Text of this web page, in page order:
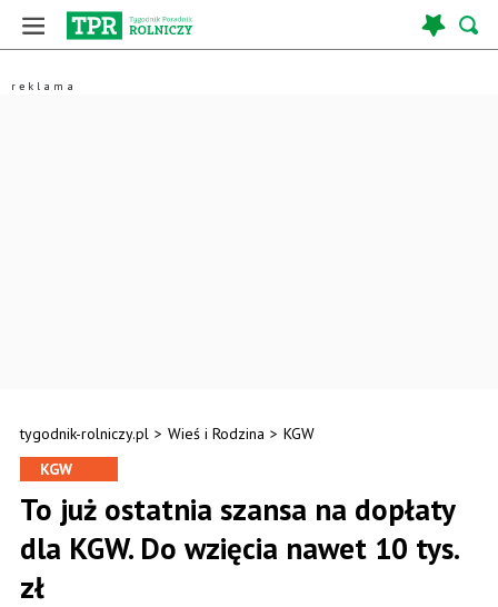
tygodnik-rolniczy.pl > Wieś i Rodzina > KGW
KGW
To już ostatnia szansa na dopłaty
dla KGW. Do wzięcia nawet 10 tys.
zł